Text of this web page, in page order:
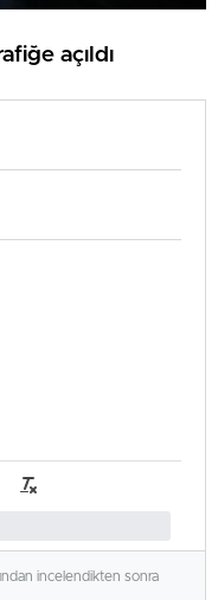
açıldı
incelendikten sonra